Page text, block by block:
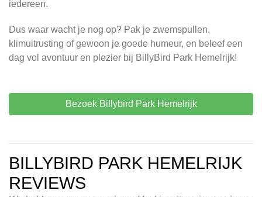
iedereen.
Dus waar wacht je nog op? Pak je zwemspullen,
klimuitrusting of gewoon je goede humeur, en beleef een
dag vol avontuur en plezier bij BillyBird Park Hemelrijk!
Bezoek Billybird Park Hemelrijk
BILLYBIRD PARK HEMELRIJK
REVIEWS